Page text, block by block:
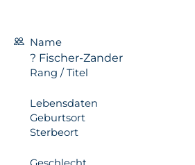
Name
? Fischer-Zander
Rang / Titel
Lebensdaten
Geburtsort
Sterbeort